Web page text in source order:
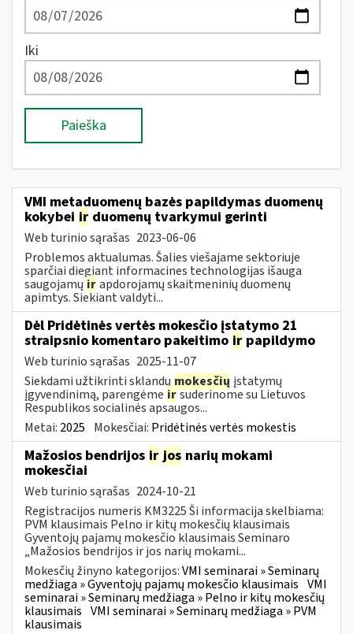
Iki
Paieška
VMI metaduomenų bazės papildymas duomenų
kokybei ir duomenų tvarkymui gerinti
Web turinio sąrašas 2023-06-06
Problemos aktualumas. Šalies viešajame sektoriuje
sparčiai diegiant informacines technologijas išauga
saugojamų irapdorojamų skaitmeninių duomenų
apimtys. Siekiant valdyti...
Dėl Pridėtinės vertės mokesčio įstatymo 21
straipsnio komentaro pakeitimo ir papildymo
Web turinio sąrašas 2025-11-07
Siekdami užtikrinti sklandų mokesčių įstatymų
įgyvendinimą, parengėme irsuderinome su Lietuvos
Respublikos socialinės apsaugos...
Metai: 2025 Mokesčiai: Pridėtinės vertės mokestis
Mažosios bendrijos ir jos narių mokami
mokesčiai
Web turinio sąrašas 2024-10-21
Registracijos numeris KM3225 Ši informacija skelbiama:
PVM klausimais Pelno ir kitų mokesčių klausimais
Gyventojų pajamų mokesčio klausimais Seminaro
„Mažosios bendrijos ir jos narių mokami...
Mokesčių žinyno kategorijos:VMI seminarai » Seminarų
medžiaga » Gyventojų pajamų mokesčio klausimais VMI
seminarai » Seminarų medžiaga » Pelno ir kitų mokesčių
klausimais VMI seminarai » Seminarų medžiaga » PVM
klausimais